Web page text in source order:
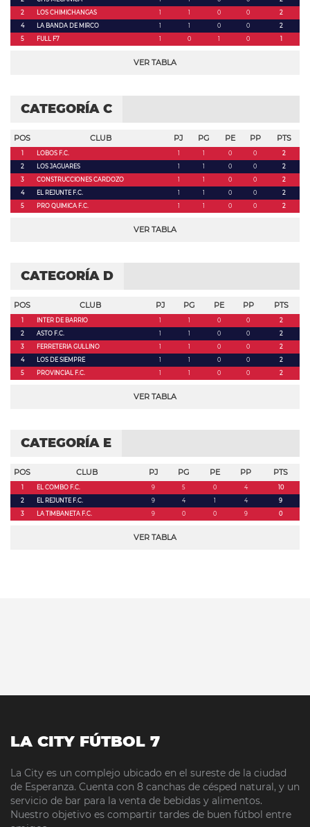
2
LOS CHIMICHANGAS 1 1 0 0
2
4
LA BANDA DE MIRCO 1 1 0 0
2
5
FULL F7 1 0 1 0 1
VER TABLA
CATEGORÍA C
POS CLUB PJ PG PE PP PTS
1 LOBOS F.C. 1 1 0 0
2
2
LOS JAGUARES 1 1 0 0
2
3
CONSTRUCCIONES CARDOZO 1 1 0 0
2
4
EL REJUNTE F.C. 1 1 0 0
2
5
PRO QUIMICA F.C. 1 1 0 0 2
VER TABLA
CATEGORÍA D
POS CLUB PJ PG PE PP PTS
1 INTER DE BARRIO 1 1 0 0
2
2
ASTO F.C. 1 1 0 0
2
3
FERRETERIA GULLINO 1 1 0 0
2
4
LOS DE SIEMPRE 1 1 0 0
2
5
PROVINCIAL F.C. 1 1 0 0 2
VER TABLA
CATEGORÍA E
POS CLUB PJ PG PE PP PTS
1 EL COMBO F.C. 9 5 0 4
10
2
EL REJUNTE F.C. 9 4 1 4
9
3
LA TIMBANETA F.C. 9 0 0 9 0
VER TABLA
LA CITY FÚTBOL 7
La City es un complejo ubicado en el sureste de la ciudad
de Esperanza. Cuenta con 8 canchas de césped natural, y un
servicio de bar para la venta de bebidas y alimentos.
Nuestro objetivo es compartir tardes de buen fútbol entre